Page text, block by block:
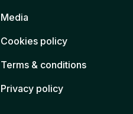
Media
Cookies policy
Terms & conditions
Privacy policy